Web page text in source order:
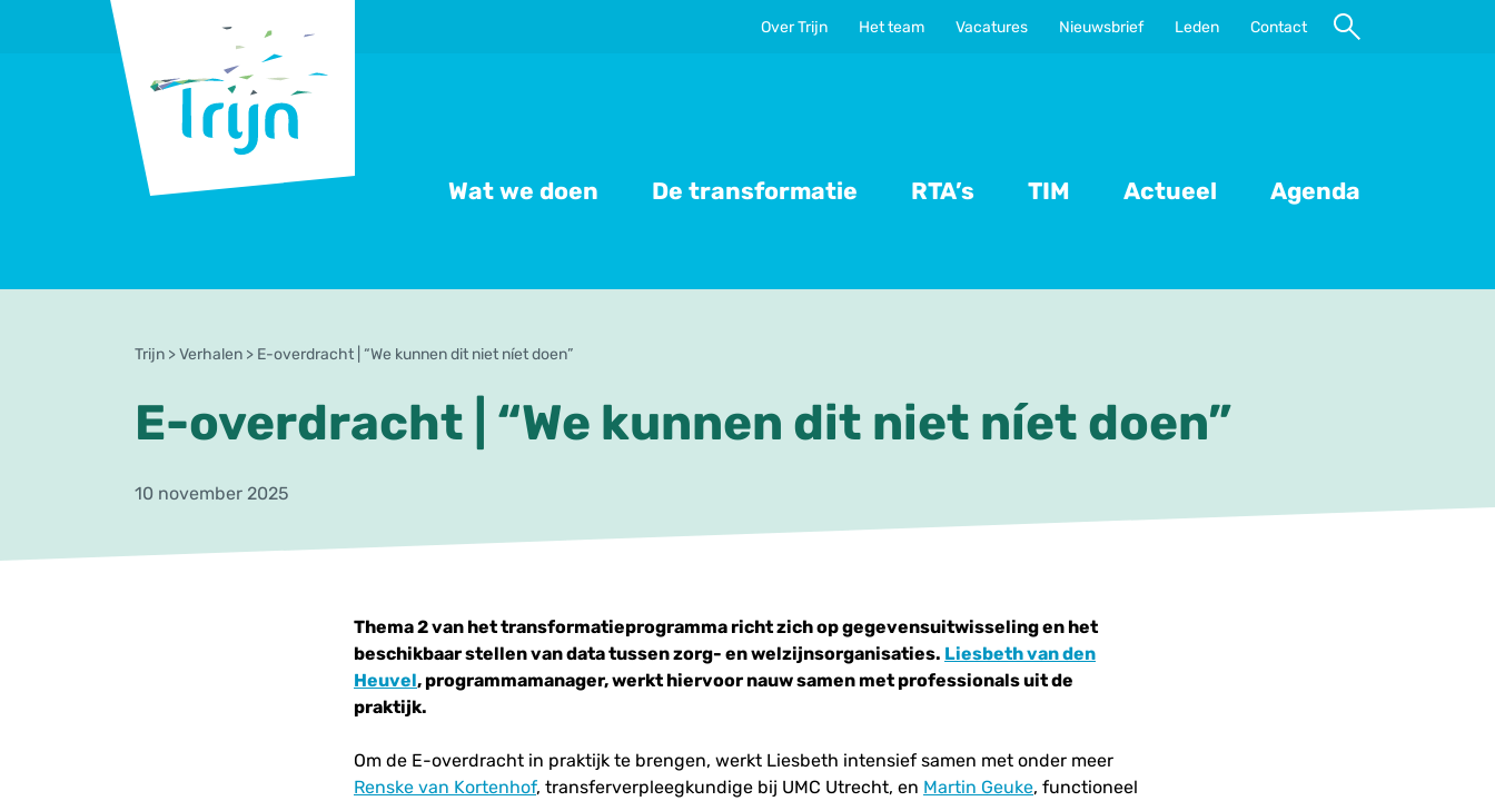
Wat we doen De transformatie RTA’s TIM Actueel Agenda
Over Trijn Het team Vacatures Nieuwsbrief Leden Contact
Naar
Trijn >Verhalen > E-overdracht | “We kunnen dit niet níet doen”
E-overdracht | “We kunnen dit niet níet doen”
10 november 2025
Thema 2 van het transformatieprogramma richt zich op gegevensuitwisseling en het
beschikbaar stellen van data tussen zorg- en welzijnsorganisaties. Liesbeth van den
Heuvel, programmamanager, werkt hiervoor nauw samen met professionals uit de
praktijk.
Om de E-overdracht in praktijk te brengen, werkt Liesbeth intensief samen met onder meer
Renske van Kortenhof, transferverpleegkundige bij UMC Utrecht, en Martin Geuke, functioneel